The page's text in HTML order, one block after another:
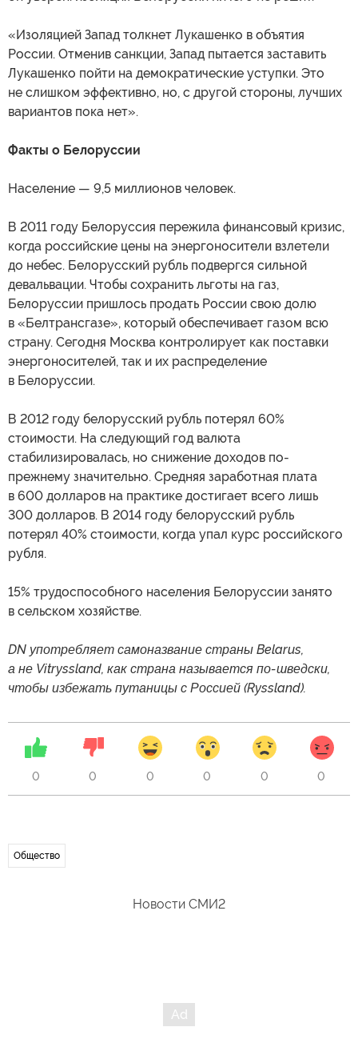
«Изоляцией Запад толкнет Лукашенко в объятия
России. Отменив санкции, Запад пытается заставить
Лукашенко пойти на демократические уступки. Это
не слишком эффективно, но, с другой стороны, лучших
вариантов пока нет».
Факты о Белоруссии
Население — 9,5 миллионов человек.
В 2011 году Белоруссия пережила финансовый кризис,
когда российские цены на энергоносители взлетели
до небес. Белорусский рубль подвергся сильной
девальвации. Чтобы сохранить льготы на газ,
Белоруссии пришлось продать России свою долю
в «Белтрансгазе», который обеспечивает газом всю
страну. Сегодня Москва контролирует как поставки
энергоносителей, так и их распределение
в Белоруссии.
В 2012 году белорусский рубль потерял 60%
стоимости. На следующий год валюта
стабилизировалась, но снижение доходов по-
прежнему значительно. Средняя заработная плата
в 600 долларов на практике достигает всего лишь
300 долларов. В 2014 году белорусский рубль
потерял 40% стоимости, когда упал курс российского
рубля.
15% трудоспособного населения Белоруссии занято
в сельском хозяйстве.
DN употребляет самоназвание страны Belarus,
а не Vitryssland, как страна называется по-шведски,
чтобы избежать путаницы с Россией (Ryssland).
0 0 0 0 0 0
Общество
Новости СМИ2